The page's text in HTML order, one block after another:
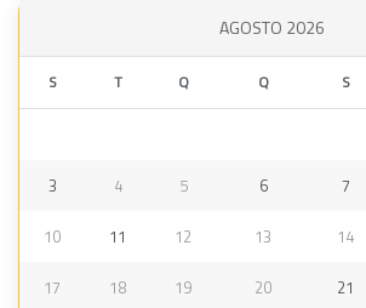
AGOSTO 2026
S T Q Q S
3 4 5 6 7
10 11 12 13 14
17 18 19 20 21